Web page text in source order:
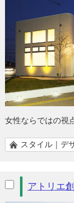
女性ならではの視
スタイル｜デ
アトリエ